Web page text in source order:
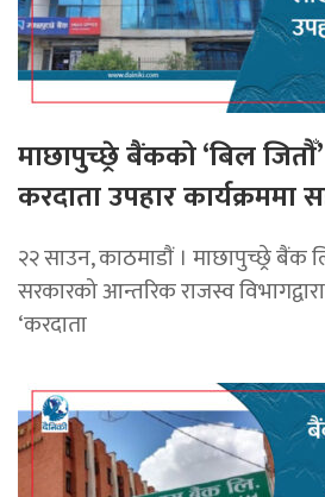
माछापुच्छ्रे बैंकको ‘बिल
करदाता उपहार
२२ साउन, काठमाडाैं । माछापुच्छ्रे बैंक
सरकारको आन्तरिक राजस्व
‘करदाता